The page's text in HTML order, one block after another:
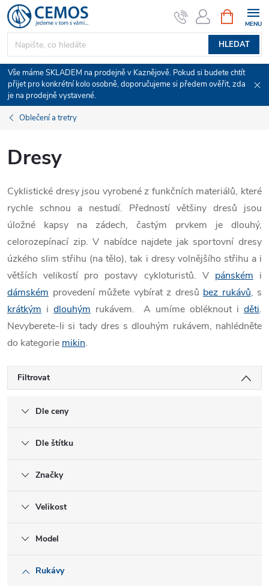
Přejít
na
obsah
HLEDAT
NÁKUPNÍ
KOŠÍK
Vše máme SKLADEM na prodejně v Kaznějově. Pokud si budete chtít
přijet pro konkrétní kolo osobně, doporučujeme si předem ověřit, zda
je na prodejně vystavené.
Oblečení a tretry
Dresy
Cyklistické dresy jsou vyrobené z funkčních materiálů, které
rychle schnou a nestudí. Předností většiny dresů jsou
úložné kapsy na zádech, častým prvkem je dlouhý,
celorozepínací zip. V nabídce najdete jak sportovní dresy
úzkého slim střihu (na tělo), tak i dresy volnějšího střihu a i
větších velikostí pro postavy cykloturistů. V pánském i
dámském provedení můžete vybírat z dresů bez rukávů, s
krátkým i dlouhým rukávem. A umíme obléknout iděti.
Nevyberete-li si tady dres s dlouhým rukávem, nahlédněte
do kategorie mikin.
Filtrovat
Dle ceny
Dle štítku
Značky
Velikost
Model
Rukávy